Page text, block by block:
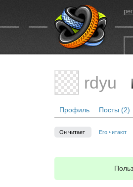
rdyu
Профиль Посты (2)
Он читает Его читают